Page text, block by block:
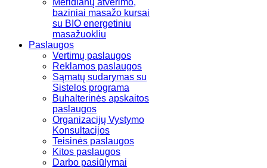
Meridianų atvėrimo,
baziniai masažo kursai
su BIO energetiniu
masažuokliu
Paslaugos
Vertimų paslaugos
Reklamos paslaugos
Sąmatų sudarymas su
Sistelos programa
Buhalterinės apskaitos
paslaugos
Organizacijų Vystymo
Konsultacijos
Teisinės paslaugos
Kitos paslaugos
Darbo pasiūlymai